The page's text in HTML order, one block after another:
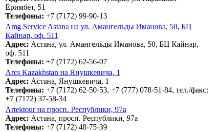
Еримбет, 51
Телефоны: +7 (7172) 99-90-13
Amg Service Astana на ул. Амангельды Иманова, 50, БЦ
Кайнар, оф. 511
Адрес: Астана, ул. Амангельды Иманова, 50, БЦ Кайнар,
оф. 511
Телефоны: +7 (7172) 62-56-07
Arcs Kazakhstan на Янушкевича, 1
Адрес: Астана, Янушкевича, 1
Телефоны: +7 (7172) 62-50-53, +7 (777) 078-51-84, тел./факс:
+7 (7172) 37-58-34
Artektour на просп. Республики, 97а
Адрес: Астана, просп. Республики, 97а
Телефоны: +7 (7172) 48-75-39